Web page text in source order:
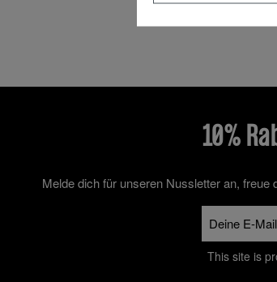
10%
Melde dich für unseren Nussletter an, freue
Mail-
This site is